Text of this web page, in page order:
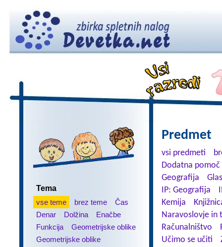
Tema
vse teme
brez teme
Čas
Denar
Dolžina
Enačbe
Funkcija
Geometrijske oblike
Geometrijske oblike
Predmet
vsi predmeti
Dodatna
Geografija
IP: Geografija
Kemija
Naravoslovje in
Računalništvo
Učimo se učiti